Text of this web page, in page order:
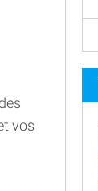
vos